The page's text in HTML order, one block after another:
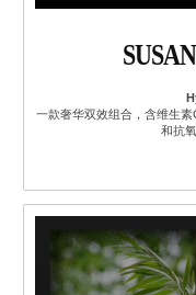
一款奢华双效组合，含维生
和抗